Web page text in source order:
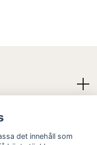
det innehåll som